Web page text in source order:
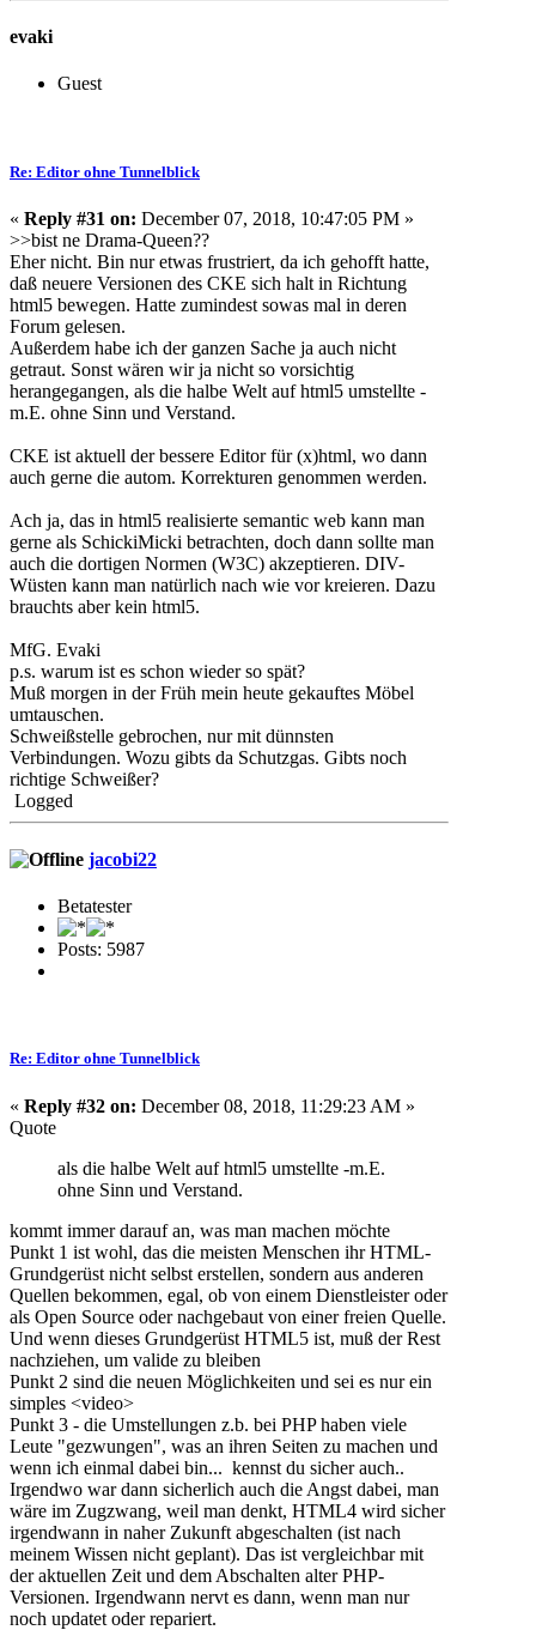
evaki
Guest
Re: Editor ohne Tunnelblick
« Reply #31 on: December 07, 2018, 10:47:05 PM »
>>bist ne Drama-Queen??
Eher nicht. Bin nur etwas frustriert, da ich gehofft hatte,
daß neuere Versionen des CKE sich halt in Richtung
html5 bewegen. Hatte zumindest sowas mal in deren
Forum gelesen.
Außerdem habe ich der ganzen Sache ja auch nicht
getraut. Sonst wären wir ja nicht so vorsichtig
herangegangen, als die halbe Welt auf html5 umstellte -
m.E. ohne Sinn und Verstand.
CKE ist aktuell der bessere Editor für (x)html, wo dann
auch gerne die autom. Korrekturen genommen werden.
Ach ja, das in html5 realisierte semantic web kann man
gerne als SchickiMicki betrachten, doch dann sollte man
auch die dortigen Normen (W3C) akzeptieren. DIV-
Wüsten kann man natürlich nach wie vor kreieren. Dazu
brauchts aber kein html5.
MfG. Evaki
p.s. warum ist es schon wieder so spät?
Muß morgen in der Früh mein heute gekauftes Möbel
umtauschen.
Schweißstelle gebrochen, nur mit dünnsten
Verbindungen. Wozu gibts da Schutzgas. Gibts noch
richtige Schweißer?
Logged
jacobi22
Betatester
Posts: 5987
Re: Editor ohne Tunnelblick
« Reply #32 on: December 08, 2018, 11:29:23 AM »
Quote
als die halbe Welt auf html5 umstellte -m.E.
ohne Sinn und Verstand.
kommt immer darauf an, was man machen möchte
Punkt 1 ist wohl, das die meisten Menschen ihr HTML-
Grundgerüst nicht selbst erstellen, sondern aus anderen
Quellen bekommen, egal, ob von einem Dienstleister oder
als Open Source oder nachgebaut von einer freien Quelle.
Und wenn dieses Grundgerüst HTML5 ist, muß der Rest
nachziehen, um valide zu bleiben
Punkt 2 sind die neuen Möglichkeiten und sei es nur ein
simples <video>
Punkt 3 - die Umstellungen z.b. bei PHP haben viele
Leute "gezwungen", was an ihren Seiten zu machen und
wenn ich einmal dabei bin... kennst du sicher auch..
Irgendwo war dann sicherlich auch die Angst dabei, man
wäre im Zugzwang, weil man denkt, HTML4 wird sicher
irgendwann in naher Zukunft abgeschalten (ist nach
meinem Wissen nicht geplant). Das ist vergleichbar mit
der aktuellen Zeit und dem Abschalten alter PHP-
Versionen. Irgendwann nervt es dann, wenn man nur
noch updatet oder repariert.